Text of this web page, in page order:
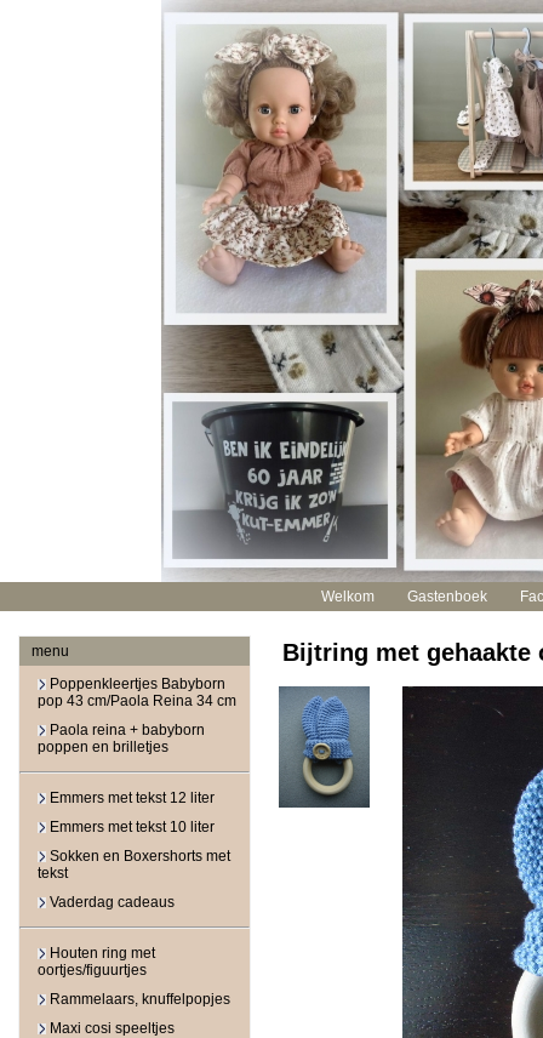
Welkom Gastenboek
menu
Poppenkleertjes Babyborn
pop 43 cm/Paola Reina 34 cm
Paola reina + babyborn
poppen en brilletjes
Emmers met tekst 12 liter
Emmers met tekst 10 liter
Sokken en Boxershorts met
tekst
Vaderdag cadeaus
Houten ring met
oortjes/figuurtjes
Rammelaars, knuffelpopjes
Maxi cosi speeltjes
Bijtring met gehaakte